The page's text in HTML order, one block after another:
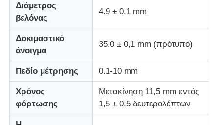
Μηχανή δοκιμής κρούσεων
Μηχανή δοκιμής γδαρσίματος
λαστιχένιος εξοπλισμός δοκιμής
Εξοπλισμός δοκιμής υποδημάτων
Διάμετρος
βελόνας
4.9 ± 0,1 mm
Δοκιμαστικό
άνοιγμα
35.0 ± 0,1 mm (πρότυπο)
Πεδίο μέτρησης 0.1-10 mm
Χρόνος
φόρτωσης
Μετακίνηση 11,5 mm εντός
1,5 ± 0,5 δευτερολέπτων